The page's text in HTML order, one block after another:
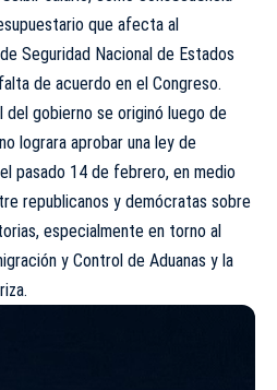
que afecta al
Seguridad Nacional de Estados
de acuerdo en el Congreso.
del gobierno se originó luego de
lograra aprobar una ley de
pasado 14 de febrero, en medio
republicanos y demócratas sobre
especialmente en torno al
y Control de Aduanas y la